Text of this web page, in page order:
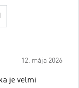
12. mája 2026
je velmi